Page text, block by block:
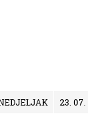
23.